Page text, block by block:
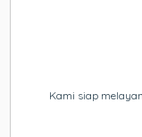
Kami siap